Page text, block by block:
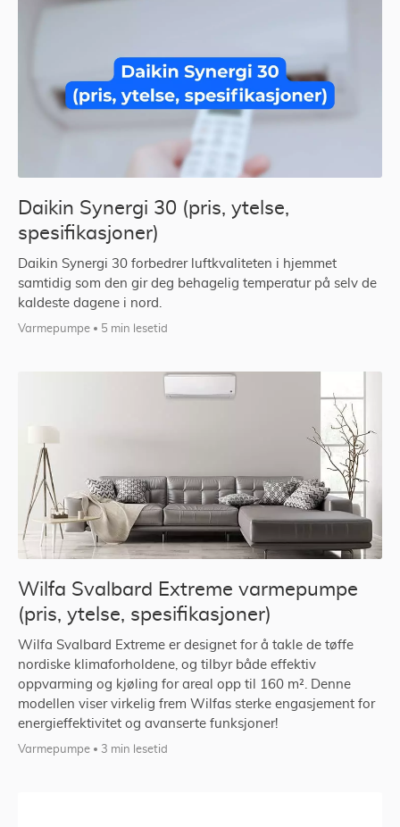
Daikin Synergi 30 (pris, ytelse,
spesifikasjoner)
Daikin Synergi 30 forbedrer luftkvaliteten i hjemmet
samtidig som den gir deg behagelig temperatur på selv de
kaldeste dagene i nord.
Varmepumpe 5 min lesetid
Wilfa Svalbard Extreme varmepumpe
(pris, ytelse, spesifikasjoner)
Wilfa Svalbard Extreme er designet for å takle de tøffe
nordiske klimaforholdene, og tilbyr både effektiv
oppvarming og kjøling for areal opp til 160 m². Denne
modellen viser virkelig frem Wilfas sterke engasjement for
energieffektivitet og avanserte funksjoner!
Varmepumpe 3 min lesetid